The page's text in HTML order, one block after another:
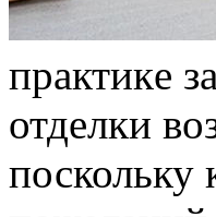
прaктикe
отделки
поскольку